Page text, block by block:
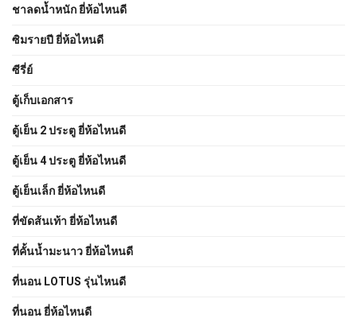
ชาลดน้ำหนัก ยี่ห้อไหนดี
ซิมรายปี ยี่ห้อไหนดี
ซีรี่ย์
ตู้เก็บเอกสาร
ตู้เย็น 2 ประตู ยี่ห้อไหนดี
ตู้เย็น 4 ประตู ยี่ห้อไหนดี
ตู้เย็นเล็ก ยี่ห้อไหนดี
ที่ขัดส้นเท้า ยี่ห้อไหนดี
ที่คั้นน้ำมะนาว ยี่ห้อไหนดี
ที่นอน LOTUS รุ่นไหนดี
ที่นอน ยี่ห้อไหนดี